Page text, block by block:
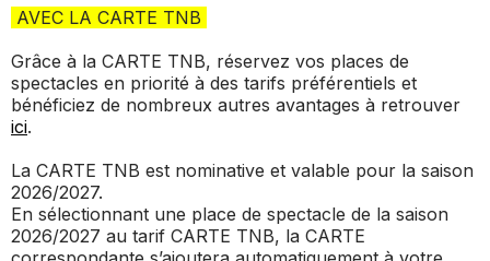
AVEC LA CARTE TNB
Grâce à la CARTE TNB, réservez vos places de
spectacles en priorité à des tarifs préférentiels et
bénéficiez de nombreux autres avantages à retrouver
ici.
La CARTE TNB est nominative et valable pour la saison
2026/2027.
En sélectionnant une place de spectacle de la saison
2026/2027 au tarif CARTE TNB, la CARTE